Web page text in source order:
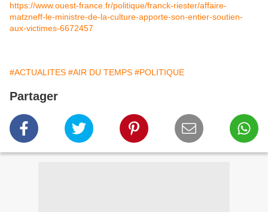
https://www.ouest-france.fr/politique/franck-riester/affaire-
matzneff-le-ministre-de-la-culture-apporte-son-entier-soutien-
aux-victimes-6672457
#ACTUALITES #AIR DU TEMPS #POLITIQUE
Partager